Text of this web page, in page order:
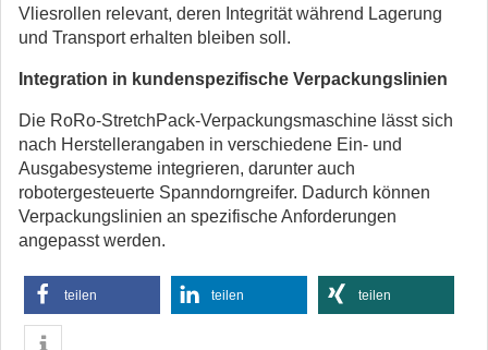
Vliesrollen relevant, deren Integrität während Lagerung
und Transport erhalten bleiben soll.
Integration in kundenspezifische Verpackungslinien
Die RoRo-StretchPack-Verpackungsmaschine lässt sich
nach Herstellerangaben in verschiedene Ein- und
Ausgabesysteme integrieren, darunter auch
robotergesteuerte Spanndorngreifer. Dadurch können
Verpackungslinien an spezifische Anforderungen
angepasst werden.
teilen teilen teilen